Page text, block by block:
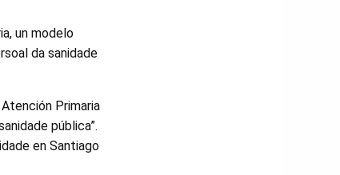
un modelo
da sanidade
Primaria
pública”.
en Santiago